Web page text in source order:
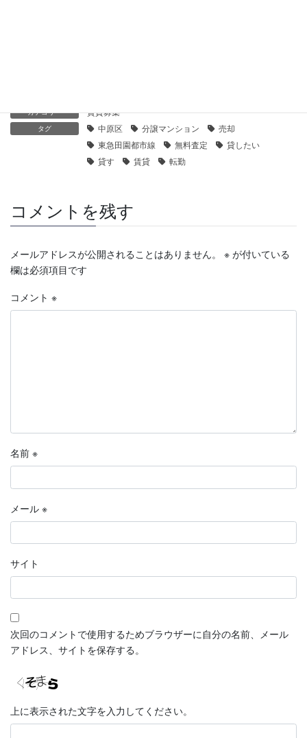
カテゴリー 賃貸募集
タグ 中原区 分譲マンション
売却
東急田園都市線
無料査定
貸したい
貸す
賃貸 転勤
コメントを残す
メールアドレスが公開されることはありません。 ※ が付いている
欄は必須項目です
コメント ※
名前 ※
メール ※
サイト
次回のコメントで使用するためブラウザーに自分の名前、メール
アドレス、サイトを保存する。
上に表示された文字を入力してください。